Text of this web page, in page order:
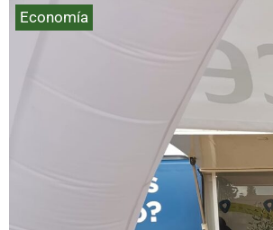
Economía